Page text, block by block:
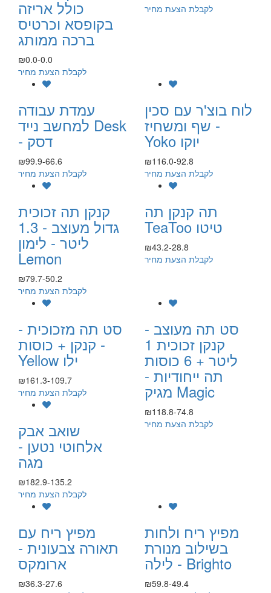
לקבלת הצעת מחיר
כולל אריזה
בקופסא וכרטיס
ברכה ממותג
₪0.0-0.0
לקבלת הצעת מחיר
לוח בוצ'ר עם סכין
שף ומשחיז -
Yoko יוקו
₪116.0-92.8
לקבלת הצעת מחיר
עמדת עבודה
למחשב נייד Desk
- דסק
₪99.9-66.6
לקבלת הצעת מחיר
תה קנקן תה
TeaToo טיטו
₪43.2-28.8
לקבלת הצעת מחיר
קנקן תה זכוכית
גדול מעוצב - 1.3
ליטר - לימון
Lemon
₪79.7-50.2
לקבלת הצעת מחיר
סט תה מעוצב -
קנקן זכוכית 1
ליטר + 6 כוסות
תה ייחודיות -
מגיק Magic
₪118.8-74.8
לקבלת הצעת מחיר
סט תה מזכוכית -
קנקן + כוסות -
Yellow ילו
₪161.3-109.7
לקבלת הצעת מחיר
שואב אבק
אלחוטי נטען -
מגה
₪182.9-135.2
לקבלת הצעת מחיר
מפיץ ריח ולחות
בשילוב מנורת
לילה - Brighto
₪59.8-49.4
מפיץ ריח עם
תאורה צבעונית -
ארומקס
₪36.3-27.6